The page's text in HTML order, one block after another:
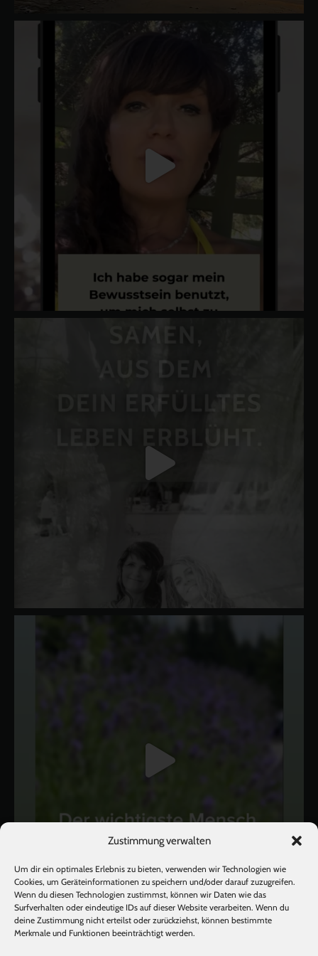
Zustimmung verwalten
Um dir ein optimales Erlebnis zu bieten, verwenden wir Technologien wie
Cookies, um Geräteinformationen zu speichern und/oder darauf zuzugreifen.
Wenn du diesen Technologien zustimmst, können wir Daten wie das
Surfverhalten oder eindeutige IDs auf dieser Website verarbeiten. Wenn du
deine Zustimmung nicht erteilst oder zurückziehst, können bestimmte
Merkmale und Funktionen beeinträchtigt werden.
Mehr laden Auf Instagram folgen